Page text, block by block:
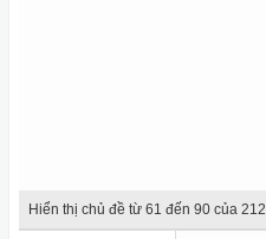
Hiển thị chủ đề từ 61 đến 90 của 212